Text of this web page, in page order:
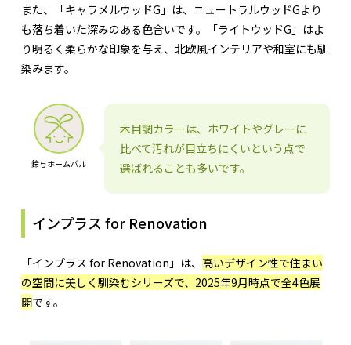
また、「キャラメルウッドG」は、ニュートラルウッドGより
も落ち着いた深みのある色合いです。「ライトウッドG」はよ
り明るく柔らかな印象を与え、北欧風インテリアや和室にも馴
染みます。
鈴与ホームパル
木目調カラーは、ホワイトやグレーに
比べて汚れが目立ちにくいという点で
選ばれることも多いです。
インプラス for Renovation
「インプラス for Renovation」は、 高いデザイン性で住まい
の空間に美しく馴染むシリーズで、2025年9月時点で全4色展
開です。